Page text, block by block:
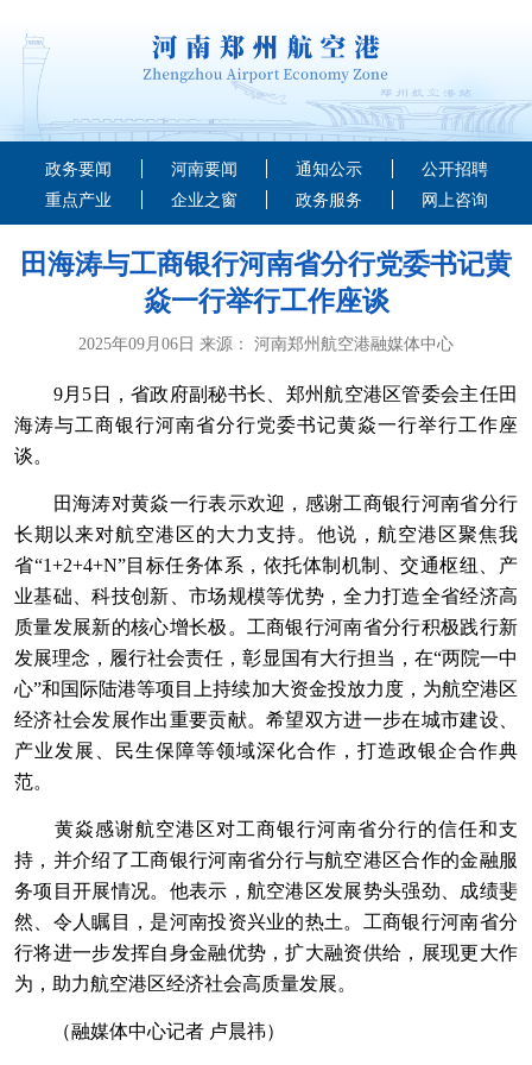
政务要闻 河南要闻 通知公示
公开招聘
重点产业
企业之窗 政务服务 网上咨询
田海涛与工商银行河南省分行党委书记黄
焱一行举行工作座谈
2025年09月06日 来源： 河南郑州航空港融媒体中心
9月5日，省政府副秘书长、郑州航空港区管委会主任田
海涛与工商银行河南省分行党委书记黄焱一行举行工作座
谈。
田海涛对黄焱一行表示欢迎，感谢工商银行河南省分行
长期以来对航空港区的大力支持。他说，航空港区聚焦我
省“1+2+4+N”目标任务体系，依托体制机制、交通枢纽、产
业基础、科技创新、市场规模等优势，全力打造全省经济高
质量发展新的核心增长极。工商银行河南省分行积极践行新
发展理念，履行社会责任，彰显国有大行担当，在“两院一中
心”和国际陆港等项目上持续加大资金投放力度，为航空港区
经济社会发展作出重要贡献。希望双方进一步在城市建设、
产业发展、民生保障等领域深化合作，打造政银企合作典
范。
黄焱感谢航空港区对工商银行河南省分行的信任和支
持，并介绍了工商银行河南省分行与航空港区合作的金融服
务项目开展情况。他表示，航空港区发展势头强劲、成绩斐
然、令人瞩目，是河南投资兴业的热土。工商银行河南省分
行将进一步发挥自身金融优势，扩大融资供给，展现更大作
为，助力航空港区经济社会高质量发展。
（融媒体中心记者 卢晨祎）